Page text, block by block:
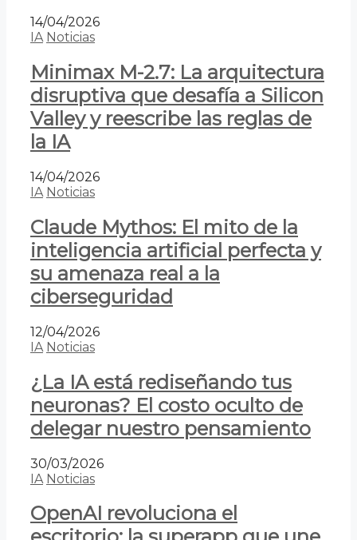
14/04/2026
IA Noticias
Minimax M-2.7: La arquitectura
disruptiva que desafía a Silicon
Valley y reescribe las reglas de
la IA
14/04/2026
IA Noticias
Claude Mythos: El mito de la
inteligencia artificial perfecta y
su amenaza real a la
ciberseguridad
12/04/2026
IA Noticias
¿La IA está rediseñando tus
neuronas? El costo oculto de
delegar nuestro pensamiento
30/03/2026
IA Noticias
OpenAI revoluciona el